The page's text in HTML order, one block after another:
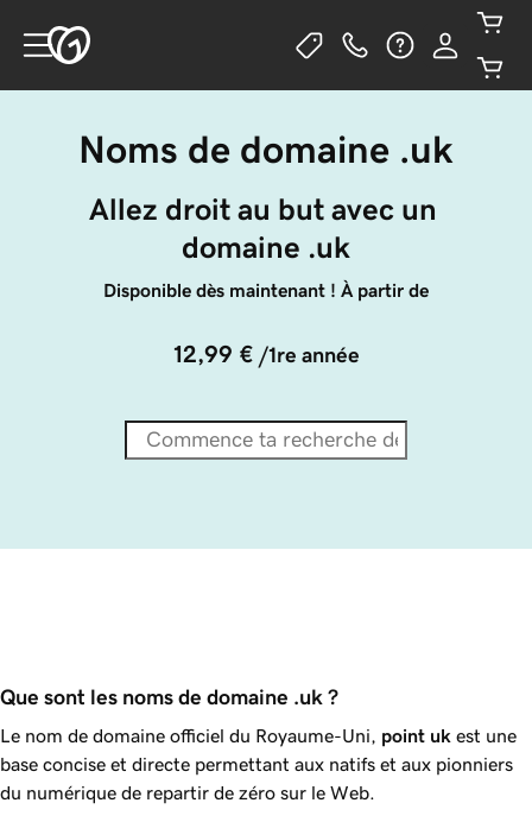
Noms de domaine .uk
Allez droit au but avec un
domaine .uk
Disponible dès maintenant ! À partir de
12,99 € /1re année
Que sont les noms de domaine .uk ?
Le nom de domaine officiel du Royaume-Uni, point uk est une
base concise et directe permettant aux natifs et aux pionniers
du numérique de repartir de zéro sur le Web.